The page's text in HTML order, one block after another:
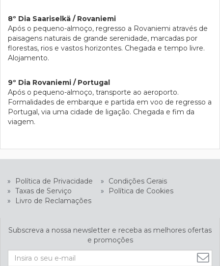
8º Dia Saariselkä / Rovaniemi
Após o pequeno-almoço, regresso a Rovaniemi através de
paisagens naturais de grande serenidade, marcadas por
florestas, rios e vastos horizontes. Chegada e tempo livre.
Alojamento.
9º Dia Rovaniemi / Portugal
Após o pequeno-almoço, transporte ao aeroporto.
Formalidades de embarque e partida em voo de regresso a
Portugal, via uma cidade de ligação. Chegada e fim da
viagem.
» Política de Privacidade »
Condições Gerais
» Taxas de Serviço »
Política de Cookies
»
Livro de Reclamações
Subscreva a nossa newsletter e receba as melhores ofertas
e promoções